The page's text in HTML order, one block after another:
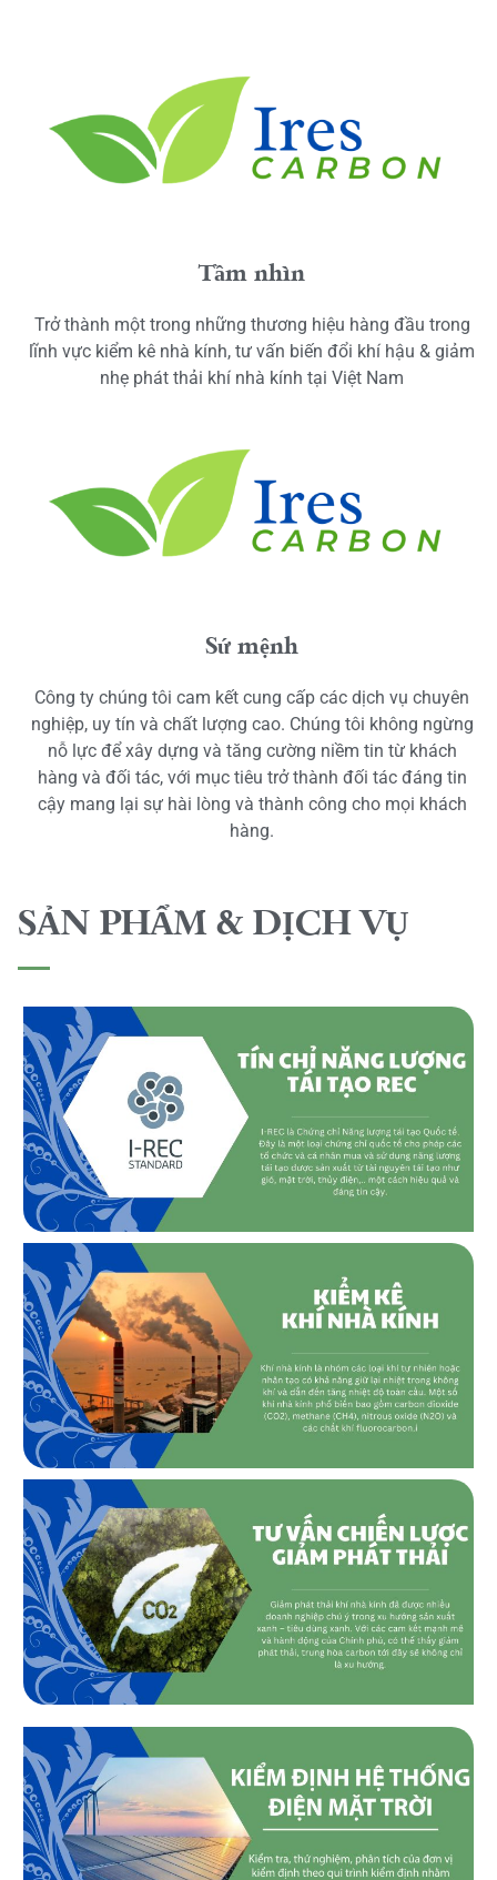
Tầm nhìn
Trở thành một trong những thương hiệu hàng đầu trong
lĩnh vực kiểm kê nhà kính, tư vấn biến đổi khí hậu & giảm
nhẹ phát thải khí nhà kính tại Việt Nam
Sứ mệnh
Công ty chúng tôi cam kết cung cấp các dịch vụ chuyên
nghiệp, uy tín và chất lượng cao. Chúng tôi không ngừng
nỗ lực để xây dựng và tăng cường niềm tin từ khách
hàng và đối tác, với mục tiêu trở thành đối tác đáng tin
cậy mang lại sự hài lòng và thành công cho mọi khách
hàng.
SẢN PHẨM & DỊCH VỤ